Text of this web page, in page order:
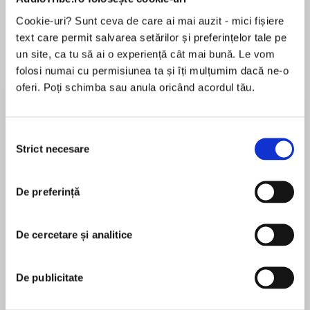
Cookie-uri? Sunt ceva de care ai mai auzit - mici fișiere
text care permit salvarea setărilor și preferințelor tale pe
un site, ca tu să ai o experiență cât mai bună. Le vom
folosi numai cu permisiunea ta și îți mulțumim dacă ne-o
oferi. Poți schimba sau anula oricând acordul tău.
consimțământului
Strict necesare
De preferință
De cercetare și analitice
De publicitate
de...
Dani Francis
la...
Lauren Weisberger
Desprecarte
engagements of all time! When only one can
live, it's an Ultimate Deathmatch!
This ain't no table tennis. You're not here to skip
rope with your niece. You're here to witness the
catastrophically awesome exploits of history's
greatest badasses. Not only that, you're here to
when glory and doom hang in the balance, when
MAI MULT
Ben Thompson has run the warhammer of a